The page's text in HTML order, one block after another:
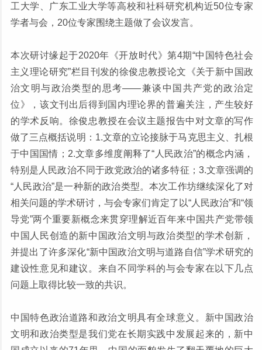
工大学、广东工业大学等高校和社科研究机构近50位专家
学者与会，20位专家围绕主题做了会议发言。
本次研讨缘起于2020年《开放时代》第4期“中国特色社会
主义理论研究”栏目刊发的徐俊忠教授论文《关于新中国政
治文明与政治类型的思考——兼谈中国共产党的政治定
位》，该文刊出后得到国内理论界的普遍关注，产生较好
的学术反响。徐俊忠教授在会议主题报告中对文章的写作
做了三点概括说明：1.文章的立论接脉于马克思主义、扎根
于中国国情；2.文章多维度阐释了“人民政治”的概念内涵，
特别是人民政治不同于政党政治的诸多特征；3.文章强调的
“人民政治”是一种新的政治类型。本次工作坊继续深化了对
相关问题的学术研讨，与会专家们肯定了以“人民政治”和“领
导党”两个重要新概念来贯穿理解近百年来中国共产党带领
中国人民创造的新中国政治文明与政治类型的学术创新，
并提出了许多深化“新中国政治文明与道路自信”学术研究的
建设性意见和建议。来自不同学科的与会专家在以下几点
问题上取得比较一致的共识。
中国特色政治道路和政治文明具有全球意义。新中国政治
文明和政治类型是我们党在长期实践中发展起来的，新中